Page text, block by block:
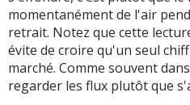
momentanément de l'air
retrait. Notez que cette
évite de croire qu'un seul
marché. Comme souvent
regarder les flux plutôt que